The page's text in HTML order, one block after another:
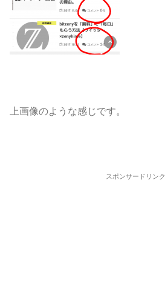
上画像のような感じです。
スポンサードリンク